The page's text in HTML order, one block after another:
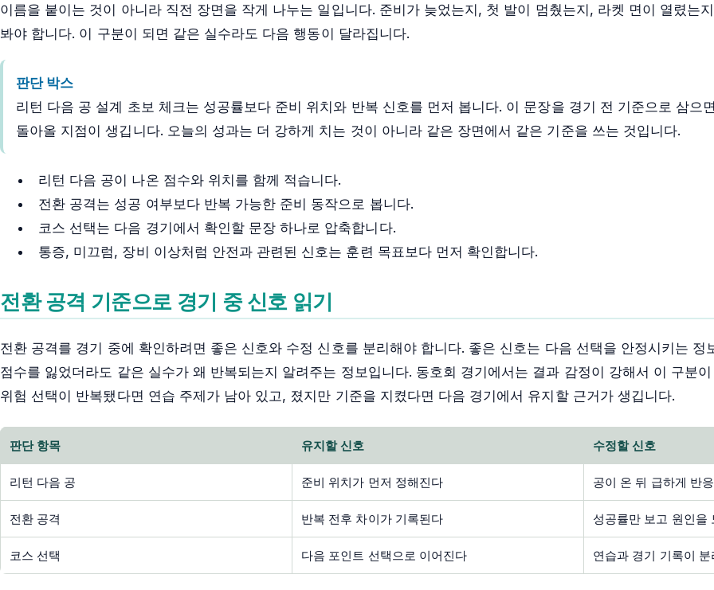
이름을 붙이는 것이 아니라 직전 장면을 작게 나누는 일입니다. 준비가 늦었는지, 첫 발이 멈췄는지, 라켓 면이 열렸는
봐야 합니다. 이 구분이 되면 같은 실수라도 다음 행동이 달라집니다.
판단 박스
리턴 다음 공 설계 초보 체크는 성공률보다 준비 위치와 반복 신호를 먼저 봅니다. 이 문장을 경기 전 기준으로 삼으
돌아올 지점이 생깁니다. 오늘의 성과는 더 강하게 치는 것이 아니라 같은 장면에서 같은 기준을 쓰는 것입니다.
리턴 다음 공이 나온 점수와 위치를 함께 적습니다.
전환 공격는 성공 여부보다 반복 가능한 준비 동작으로 봅니다.
코스 선택는 다음 경기에서 확인할 문장 하나로 압축합니다.
통증, 미끄럼, 장비 이상처럼 안전과 관련된 신호는 훈련 목표보다 먼저 확인합니다.
전환 공격 기준으로 경기 중 신호 읽기
전환 공격를 경기 중에 확인하려면 좋은 신호와 수정 신호를 분리해야 합니다. 좋은 신호는 다음 선택을 안정시키는 정
점수를 잃었더라도 같은 실수가 왜 반복되는지 알려주는 정보입니다. 동호회 경기에서는 결과 감정이 강해서 이 구분
위험 선택이 반복됐다면 연습 주제가 남아 있고, 졌지만 기준을 지켰다면 다음 경기에서 유지할 근거가 생깁니다.
판단 항목 유지할 신호 수정할 신호
리턴 다음 공 준비 위치가 먼저 정해진다 공이 온 뒤 급하게 반
전환 공격 반복 전후 차이가 기록된다 성공률만 보고 원인을
코스 선택 다음 포인트 선택으로 이어진다 연습과 경기 기록이